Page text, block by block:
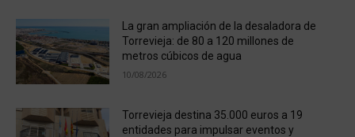
La gran ampliación de la desaladora de
Torrevieja: de 80 a 120 millones de
metros cúbicos de agua
10/08/2026
Torrevieja destina 35.000 euros a 19
entidades para impulsar eventos y